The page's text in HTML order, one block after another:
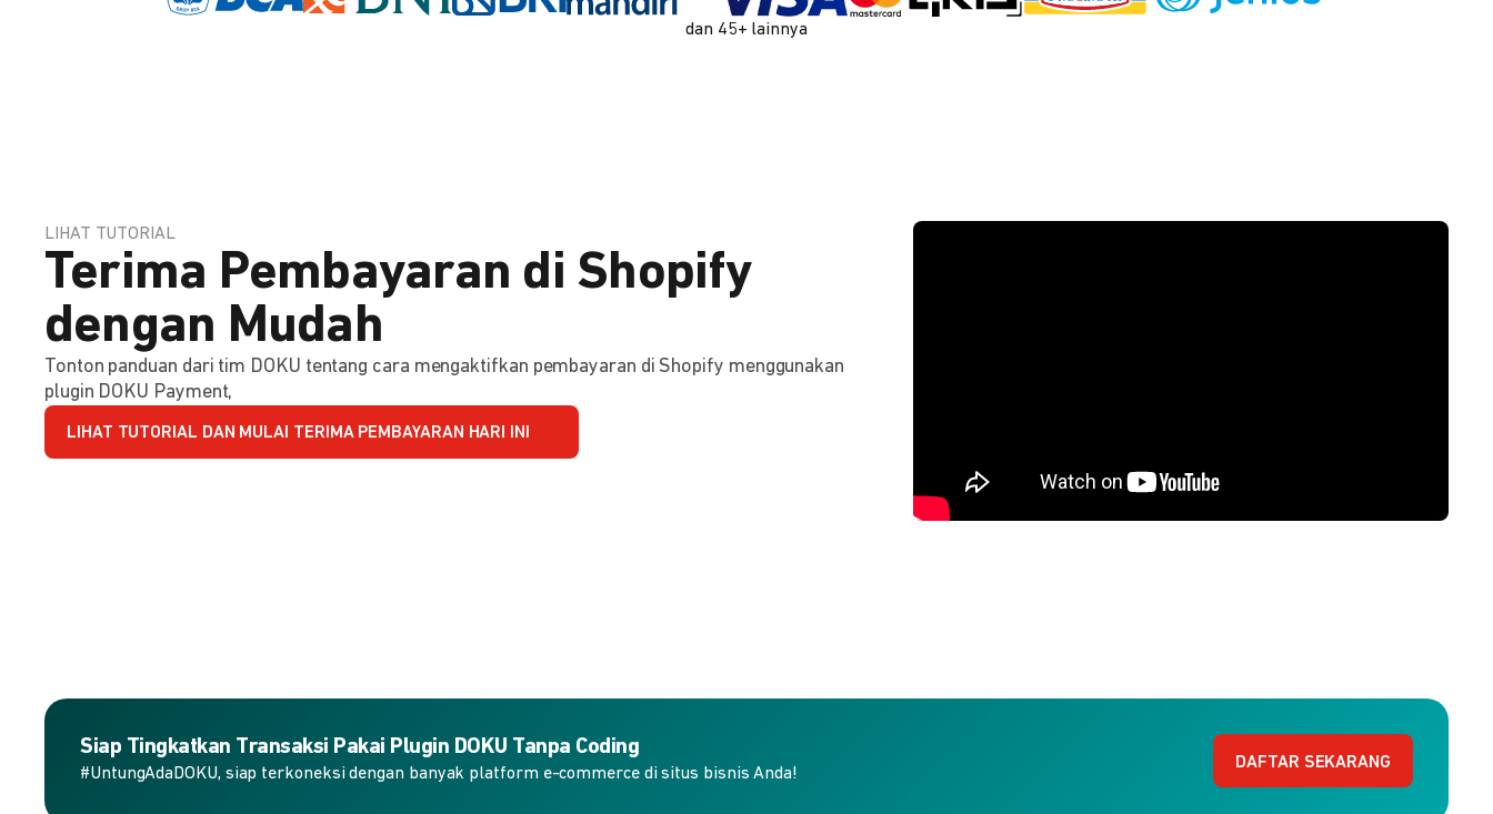
dan 45+ lainnya
LIHAT TUTORIAL
Terima Pembayaran di Shopify
dengan Mudah
Tonton panduan dari tim DOKU tentang cara mengaktifkan pembayaran di Shopify menggunakan
plugin DOKU Payment,
LIHAT TUTORIAL DAN MULAI TERIMA PEMBAYARAN HARI INI
Siap Tingkatkan Transaksi Pakai Plugin DOKU Tanpa Coding
#UntungAdaDOKU, siap terkoneksi dengan banyak platform e-commerce di situs bisnis Anda!
DAFTAR SEKARANG